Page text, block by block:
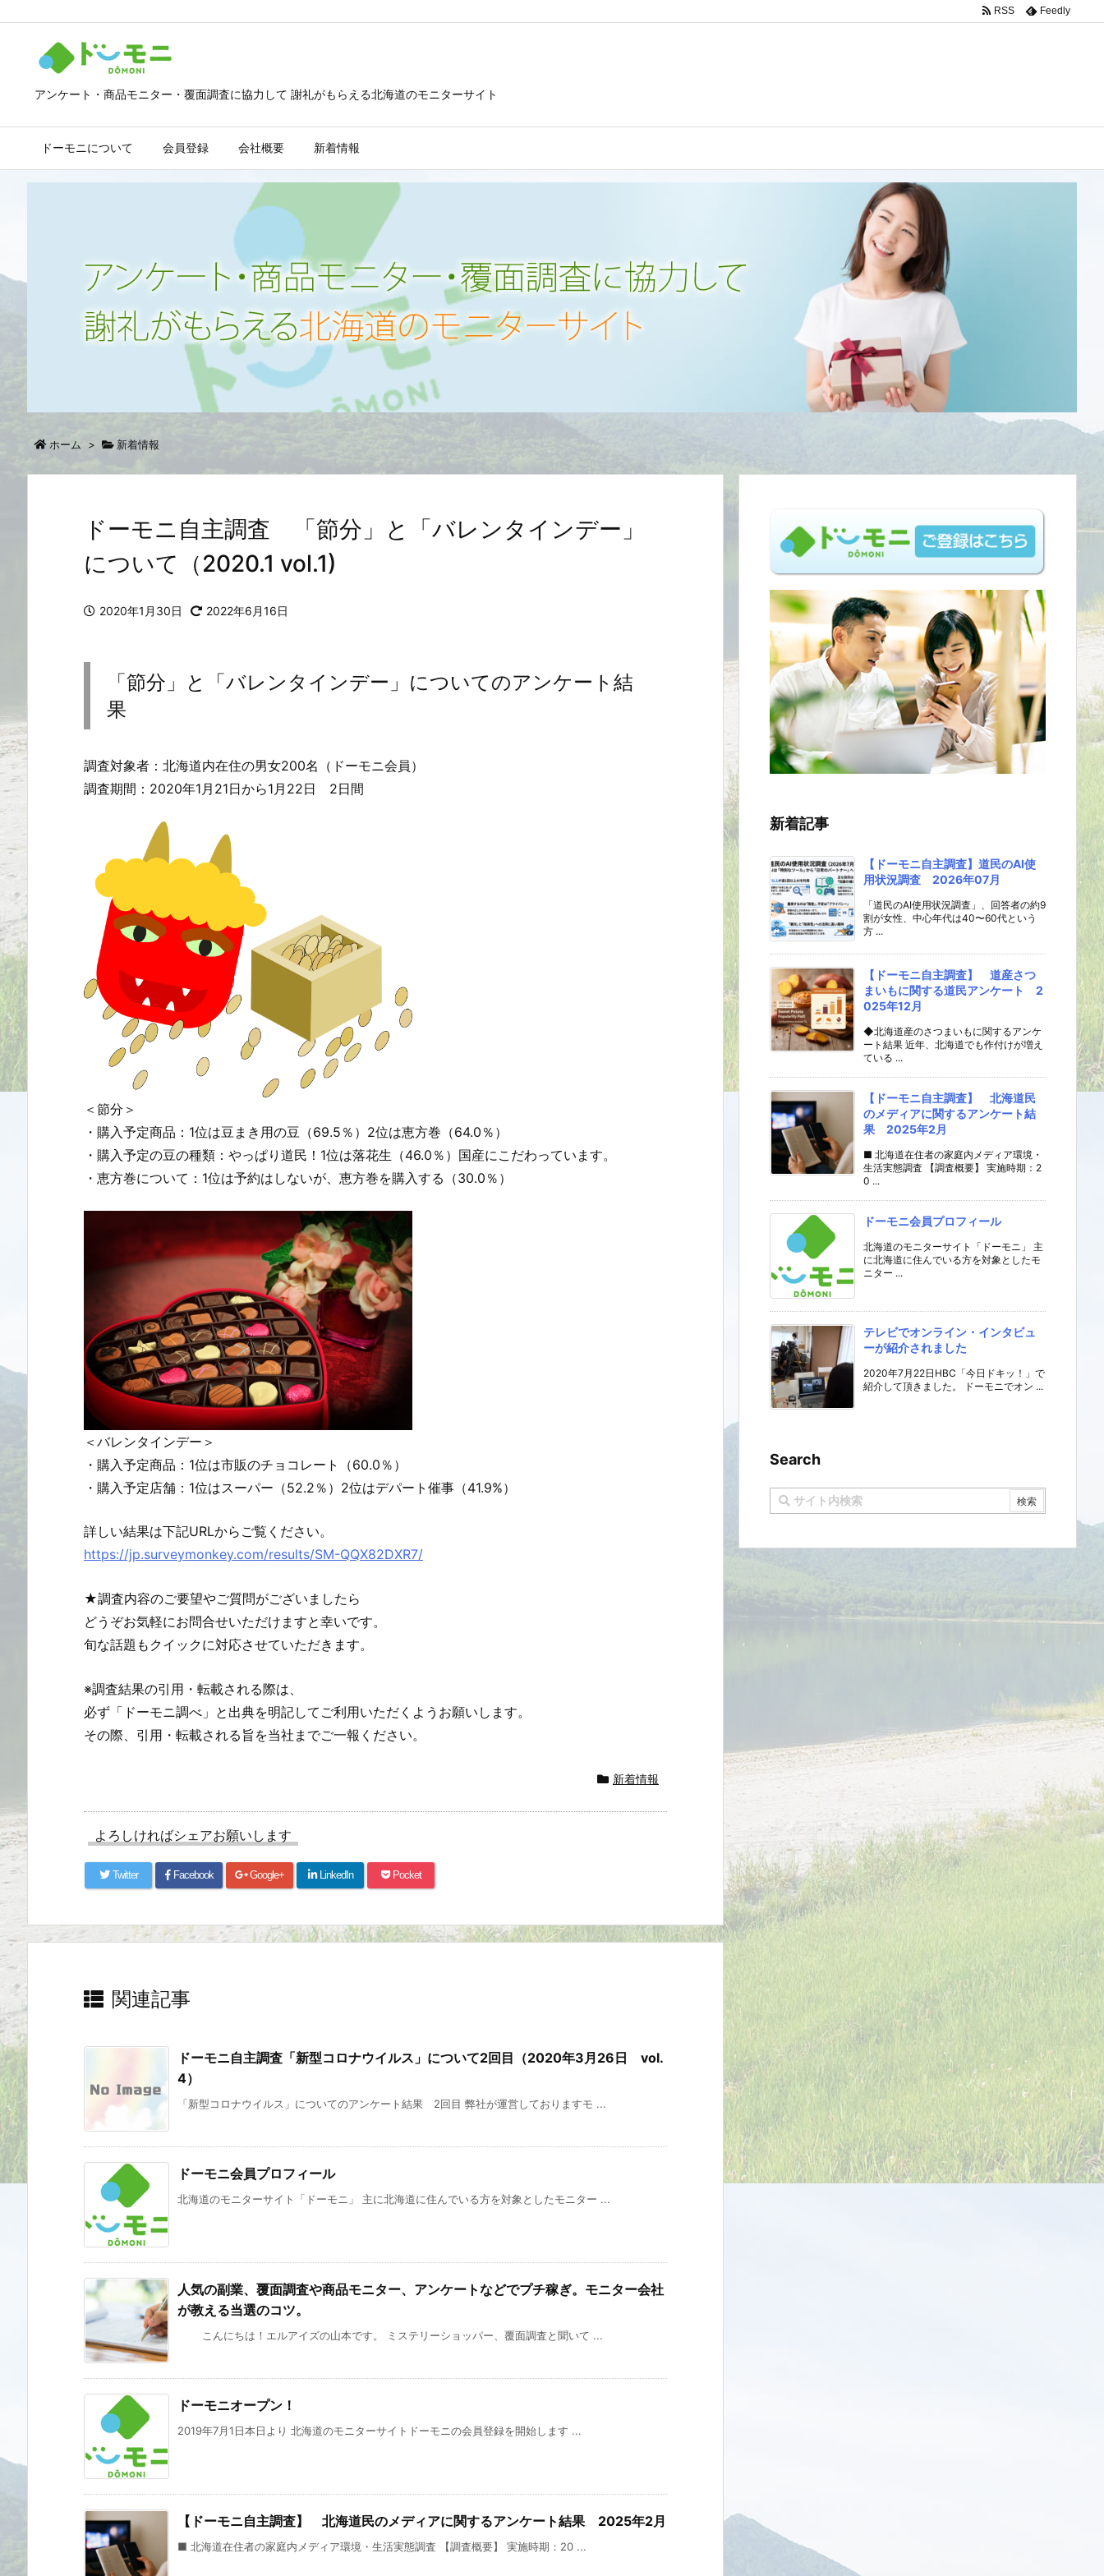
アンケート・商品モニター・覆面調査に協力して 謝礼がもらえる北海道のモニターサイト
ドーモニについて 会員登録 会社概要 新着情報
RSS Feedly
ホーム > 新着情報
ドーモニ自主調査 「節分」と「バレンタインデー」
について（2020.1 vol.1)
2020年1月30日 2022年6月16日
「節分」と「バレンタインデー」についてのアンケート結
果
調査対象者：北海道内在住の男女200名（ドーモニ会員）
調査期間：2020年1月21日から1月22日 2日間
＜節分＞
・購入予定商品：1位は豆まき用の豆（69.5％）2位は恵方巻（64.0％）
・購入予定の豆の種類：やっぱり道民！1位は落花生（46.0％）国産にこだわっています。
・恵方巻について：1位は予約はしないが、恵方巻を購入する（30.0％）
＜バレンタインデー＞
・購入予定商品：1位は市販のチョコレート（60.0％）
・購入予定店舗：1位はスーパー（52.2％）2位はデパート催事（41.9%）
詳しい結果は下記URLからご覧ください。
https://jp.surveymonkey.com/results/SM-QQX82DXR7/
★調査内容のご要望やご質問がございましたら
どうぞお気軽にお問合せいただけますと幸いです。
旬な話題もクイックに対応させていただきます。
※調査結果の引用・転載される際は、
必ず「ドーモニ調べ」と出典を明記してご利用いただくようお願いします。
その際、引用・転載される旨を当社までご一報ください。
新着情報
よろしければシェアお願いします
Twitter Facebook Google+ LinkedIn Pocket
関連記事
ドーモニ自主調査「新型コロナウイルス」について2回目（2020年3月26日 vol.
4）
「新型コロナウイルス」についてのアンケート結果 2回目 弊社が運営しておりますモ ...
ドーモニ会員プロフィール
北海道のモニターサイト「ドーモニ」 主に北海道に住んでいる方を対象としたモニター ...
人気の副業、覆面調査や商品モニター、アンケートなどでプチ稼ぎ。モニター会社
が教える当選のコツ。
こんにちは！エルアイズの山本です。 ミステリーショッパー、覆面調査と聞いて ...
ドーモニオープン！
2019年7月1日本日より 北海道のモニターサイトドーモニの会員登録を開始します ...
【ドーモニ自主調査】 北海道民のメディアに関するアンケート結果 2025年2月
■ 北海道在住者の家庭内メディア環境・生活実態調査 【調査概要】 実施時期：20 ...
新着記事
【ドーモニ自主調査】道民のAI使
用状況調査 2026年07月
「道民のAI使用状況調査」、回答者の約9
割が女性、中心年代は40〜60代という
方 ...
【ドーモニ自主調査】 道産さつ
まいもに関する道民アンケート 2
025年12月
◆北海道産のさつまいもに関するアンケ
ート結果 近年、北海道でも作付けが増え
ている ...
【ドーモニ自主調査】 北海道民
のメディアに関するアンケート結
果 2025年2月
■ 北海道在住者の家庭内メディア環境・
生活実態調査 【調査概要】 実施時期：2
0 ...
ドーモニ会員プロフィール
北海道のモニターサイト「ドーモニ」 主
に北海道に住んでいる方を対象としたモ
ニター ...
テレビでオンライン・インタビュ
ーが紹介されました
2020年7月22日HBC「今日ドキッ！」で
紹介して頂きました。 ドーモニでオン ...
Search